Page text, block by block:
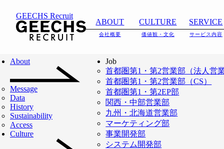
GEECHS Recruit
ABOUT
会社概要
CULTURE
価値観・文化
SERVICE
サービス内容
About
Message
Data
History
Sustainability
Access
Culture
Job
首都圏第1・第2営業部（法人営
首都圏第1・第2営業部（CS）
首都圏第1・第2EP部
関西・中部営業部
九州・北海道営業部
マーケティング部
事業開発部
システム開発部
NEWS
採用サイトをリニ
ューアルいたしま
した。
会社概要
ABOUT
IT人材不足の解決か
ら
日本のDX・AXを加
速させるインフラ
へ。
Read More